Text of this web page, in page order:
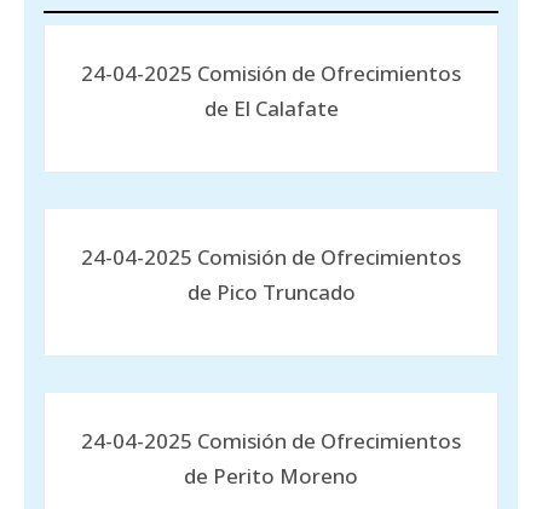
24-04-2025 Comisión de Ofrecimientos
de El Calafate
24-04-2025 Comisión de Ofrecimientos
de Pico Truncado
24-04-2025 Comisión de Ofrecimientos
de Perito Moreno